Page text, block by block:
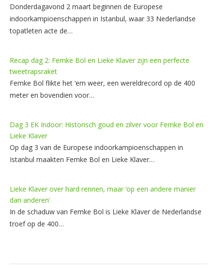
Donderdagavond 2 maart beginnen de Europese
indoorkampioenschappen in Istanbul, waar 33 Nederlandse
topatleten acte de…
Recap dag 2: Femke Bol en Lieke Klaver zijn een perfecte
tweetrapsraket
Femke Bol flikte het ‘em weer, een wereldrecord op de 400
meter en bovendien voor…
Dag 3 EK Indoor: Historisch goud en zilver voor Femke Bol en
Lieke Klaver
Op dag 3 van de Europese indoorkampioenschappen in
Istanbul maakten Femke Bol en Lieke Klaver…
Lieke Klaver over hard rennen, maar ‘op een andere manier
dan anderen’
In de schaduw van Femke Bol is Lieke Klaver de Nederlandse
troef op de 400…